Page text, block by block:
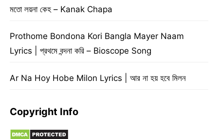
মতো লয়না কেহ – Kanak Chapa
Prothome Bondona Kori Bangla Mayer Naam
Lyrics | প্রথমে বন্দনা করি – Bioscope Song
Ar Na Hoy Hobe Milon Lyrics | আর না হয় হবে মিলন
Copyright Info